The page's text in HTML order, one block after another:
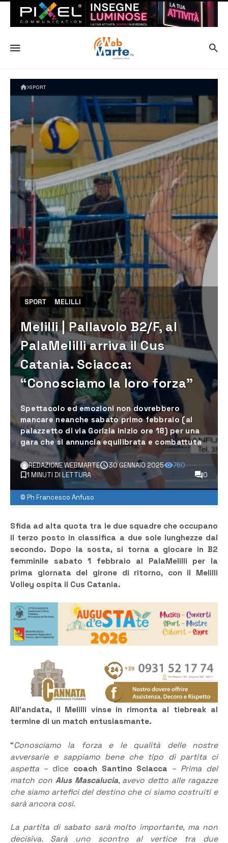
SPORT
© Ph Francesco Anfuso
SPORT MELILLI
Melilli | Pallavolo B2/F, al
PalaMelilli arriva il Cus
Catania. Sciacca:
“Conosciamo la loro forza”
Spettacolo ed emozioni non dovrebbero
mancare neanche sabato primo febbraio (al
palazzetto di via Gorizia inizio ore 18) per una
gara che si annuncia equilibrata e combattuta
REDAZIONE WEBMARTE 30 GENNAIO 2025
760
1 MINUTI DI LETTURA
0
Sfida ad alta quota tra le due squadre che occupano
il terzo posto in classifica a due sole lunghezze dal
secondo. Dopo la sosta, si torna a giocare in B2
femminile sabato 1 febbraio al PalaMelilli per la
prima giornata del girone di ritorno, con il Melilli
Volley ospita il Cus Catania.
All’andata, il Melilli vinse in rimonta al tiebreak al
termine di un match entusiasmante.
“Conosciamo la forza e le qualità delle nostre
avversarie e sappiamo bene che tipo di partita ci
aspetta – dice coach Santino Sciacca – Prima del
match con Alus Mascalucia, avevo detto alle ragazze
che siamo artefici del destino che ci siamo costruiti e
sarà ancora così.
La partita di sabato sarà molto importante, ma non
decisiva. Sarà uno scontro al vertice tra due